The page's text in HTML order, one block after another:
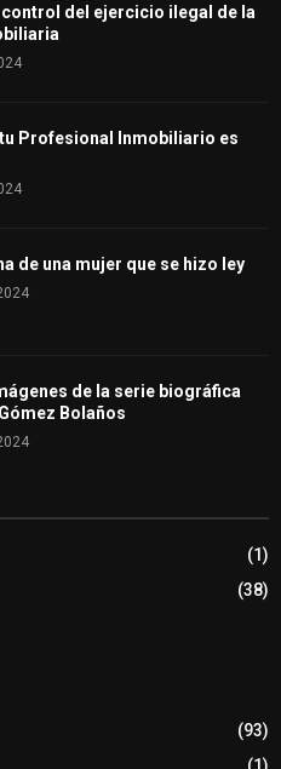
del ejercicio ilegal de la
Profesional Inmobiliario es
de una mujer que se hizo ley
de la serie biográfica
Bolaños
(1)
(38)
(93)